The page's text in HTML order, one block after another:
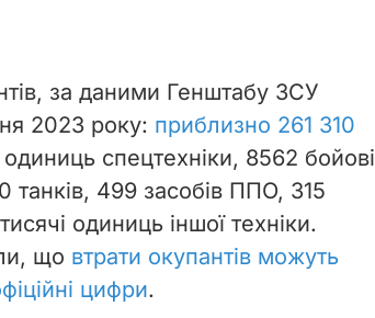
за даними Генштабу ЗСУ
2023 року: приблизно 261 310
спецтехніки, 8562 бойові
499 засобів ППО, 315
одиниць іншої техніки.
що втрати окупантів можуть
цифри.